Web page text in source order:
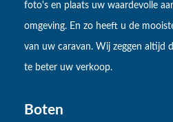
foto's en plaats uw waardevolle
omgeving. En zo heeft u de
van uw caravan. Wij zeggen altijd
te beter uw verkoop.
Boten